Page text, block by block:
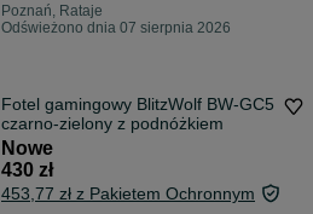
Poznań, Rataje
Odświeżono dnia 07 sierpnia 2026
Fotel gamingowy BlitzWolf BW-GC5
czarno-zielony z podnóżkiem
Nowe
430 zł
453,77 zł z Pakietem Ochronnym